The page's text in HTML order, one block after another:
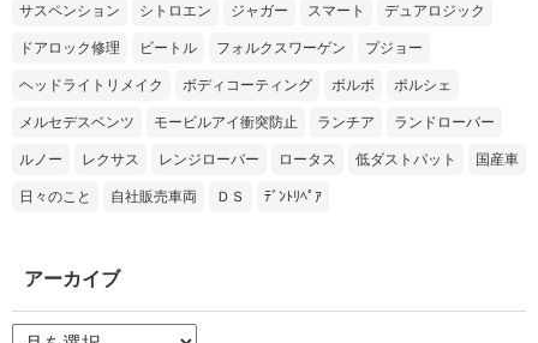
サスペンション シトロエン ジャガー スマート デュアロジック
ドアロック修理 ビートル フォルクスワーゲン プジョー
ヘッドライトリメイク ボディコーティング ボルボ ポルシェ
メルセデスベンツ モービルアイ衝突防止 ランチア ランドローバー
ルノー レクサス レンジローバー ロータス 低ダストパット 国産車
日々のこと 自社販売車両 ＤＳ ﾃﾞﾝﾄﾘﾍﾟｱ
アーカイブ
ア